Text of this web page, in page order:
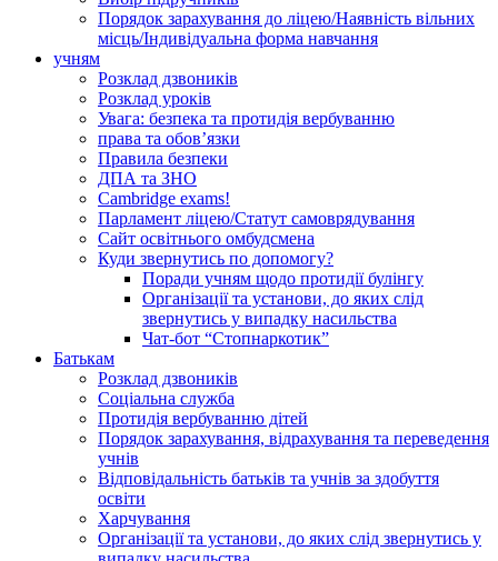
Порядок зарахування до ліцею/Наявність вільних
місць/Індивідуальна форма навчання
учням
Розклад дзвоників
Розклад уроків
Увага: безпека та протидія вербуванню
права та обов’язки
Правила безпеки
ДПА та ЗНО
Cambridge exams!
Парламент ліцею/Статут самоврядування
Сайт освітнього омбудсмена
Куди звернутись по допомогу?
Поради учням щодо протидії булінгу
Організації та установи, до яких слід
звернутись у випадку насильства
Чат-бот “Стопнаркотик”
Батькам
Розклад дзвоників
Соціальна служба
Протидія вербуванню дітей
Порядок зарахування, відрахування та переведення
учнів
Відповідальність батьків та учнів за здобуття
освіти
Харчування
Організації та установи, до яких слід звернутись у